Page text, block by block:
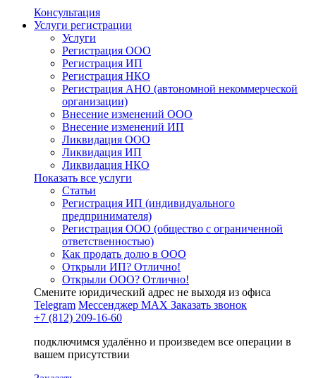
Консультация
Услуги регистрации
Услуги
Регистрация ООО
Регистрация ИП
Регистрация НКО
Регистрация АНО (автономной некоммерческой
организации)
Внесение изменений ООО
Внесение изменений ИП
Ликвидация ООО
Ликвидация ИП
Ликвидация НКО
Показать все услуги
Статьи
Регистрация ИП (индивидуального
предпринимателя)
Регистрация ООО (общество с ограниченной
ответственностью)
Как продать долю в ООО
Открыли ИП? Отлично!
Открыли ООО? Отлично!
Смените юридический адрес не выходя из офиса
Telegram Мессенджер MAX Заказать звонок
+7 (812) 209-16-60
подключимся удалённо и произведем все операции в
вашем присутствии